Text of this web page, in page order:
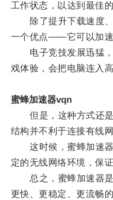
工作状态，以达到最佳
除了提升下载速度、
一个优点——它可以加速
电子竞技发展迅猛，
戏体验，会把电脑连入
蜜蜂加速器vqn
但是，这种方式还是
结构并不利于连接有线网
这时候，蜜蜂加速器
定的无线网络环境，保
总之，蜜蜂加速器是
更快、更稳定、更流畅